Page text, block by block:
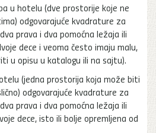
u hotelu (dve prostorije koje ne
odgovarajuće kvadrature za
prava i dva pomoćna ležaja ili
dece i veoma često imaju malu,
u opisu u katalogu ili na sajtu).
(jedna prostorija koja može biti
odgovarajuće kvadrature za
prava i dva pomoćna ležaja ili
dece, isto ili bolje opremljena od